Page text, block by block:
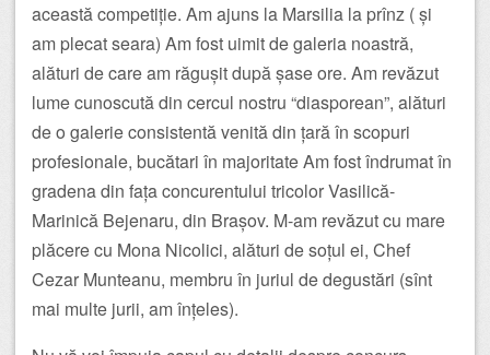
această competiție. Am ajuns la Marsilia la prînz ( și
am plecat seara) Am fost uimit de galeria noastră,
alături de care am răgușit după șase ore. Am revăzut
lume cunoscută din cercul nostru “diasporean”, alături
de o galerie consistentă venită din țară în scopuri
profesionale, bucătari în majoritate Am fost îndrumat în
gradena din fața concurentului tricolor Vasilică-
Marinică Bejenaru, din Brașov. M-am revăzut cu mare
plăcere cu Mona Nicolici, alături de soțul ei, Chef
Cezar Munteanu, membru în juriul de degustări (sînt
mai multe jurii, am înțeles).